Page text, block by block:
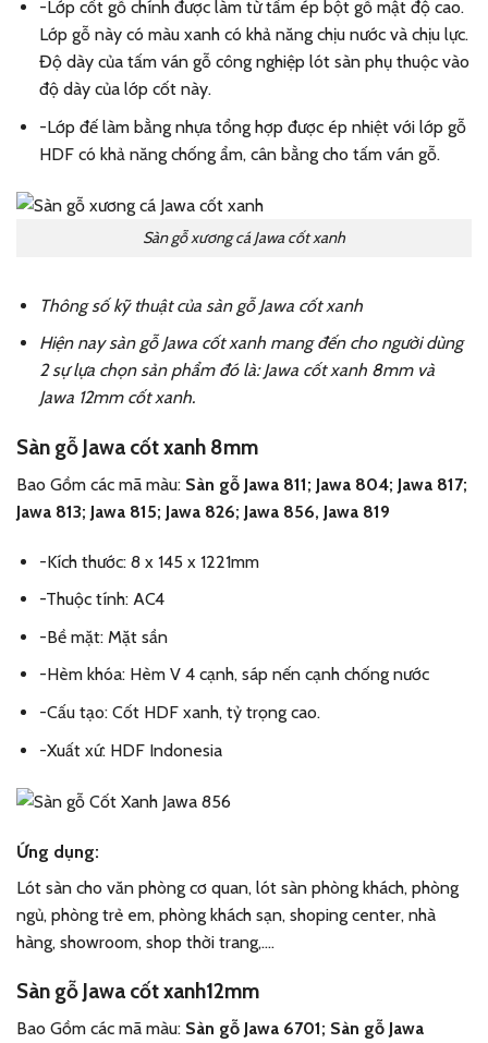
-Lớp cốt gỗ chính được làm từ tấm ép bột gỗ mật độ cao.
Lớp gỗ này có màu xanh có khả năng chịu nước và chịu lực.
Độ dày của tấm ván gỗ công nghiệp lót sàn phụ thuộc vào
độ dày của lớp cốt này.
-Lớp đế làm bằng nhựa tổng hợp được ép nhiệt với lớp gỗ
HDF có khả năng chống ẩm, cân bằng cho tấm ván gỗ.
Sàn gỗ xương cá Jawa cốt xanh
Thông số kỹ thuật của sàn gỗ Jawa cốt xanh
Hiện nay sàn gỗ Jawa cốt xanh mang đến cho người dùng
2 sự lựa chọn sản phẩm đó là: Jawa cốt xanh 8mm và
Jawa 12mm cốt xanh.
Sàn gỗ Jawa cốt xanh 8mm
Bao Gồm các mã màu: Sàn gỗ Jawa 811; Jawa 804; Jawa 817;
Jawa 813; Jawa 815; Jawa 826; Jawa 856, Jawa 819
-Kích thước: 8 x 145 x 1221mm
-Thuộc tính: AC4
-Bề mặt: Mặt sần
-Hèm khóa: Hèm V 4 cạnh, sáp nến cạnh chống nước
-Cấu tạo: Cốt HDF xanh, tỷ trọng cao.
-Xuất xứ: HDF Indonesia
Ứng dụng:
Lót sàn cho văn phòng cơ quan, lót sàn phòng khách, phòng
ngủ, phòng trẻ em, phòng khách sạn, shoping center, nhà
hàng, showroom, shop thời trang,….
Sàn gỗ Jawa cốt xanh12mm
Bao Gồm các mã màu: Sàn gỗ Jawa 6701; Sàn gỗ Jawa